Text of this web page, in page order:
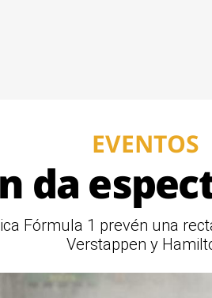
EVENTOS
da
Fórmula 1 prevén una
Verstappen y